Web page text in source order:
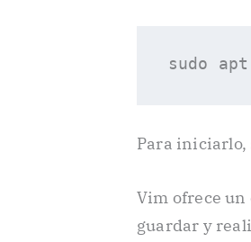
Para
Vim ofrece
guardar y